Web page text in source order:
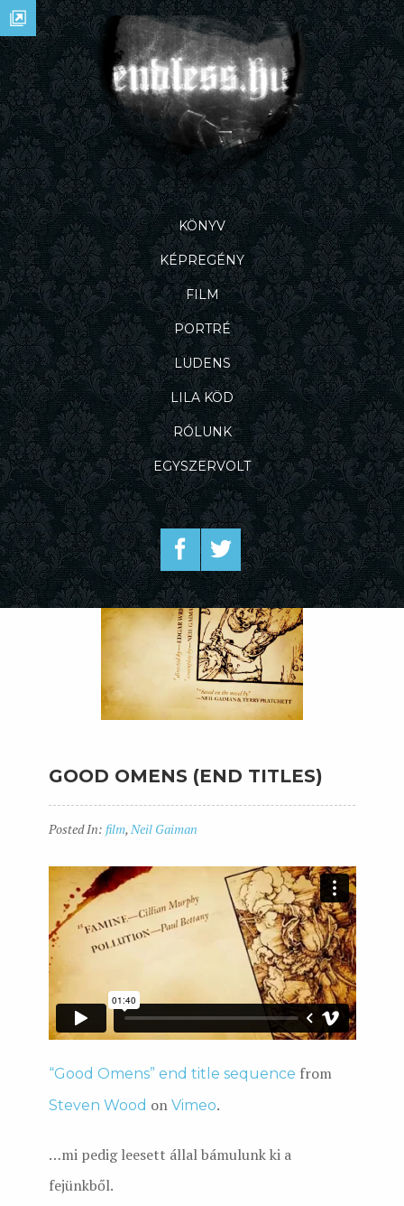
KÖNYV
KÉPREGÉNY
FILM
PORTRÉ
LUDENS
LILA KÖD
RÓLUNK
EGYSZERVOLT
GOOD OMENS (END TITLES)
Posted In: film,Neil Gaiman
“Good Omens” end title sequence from
Steven Wood on Vimeo.
…mi pedig leesett állal bámulunk ki a
fejünkből.